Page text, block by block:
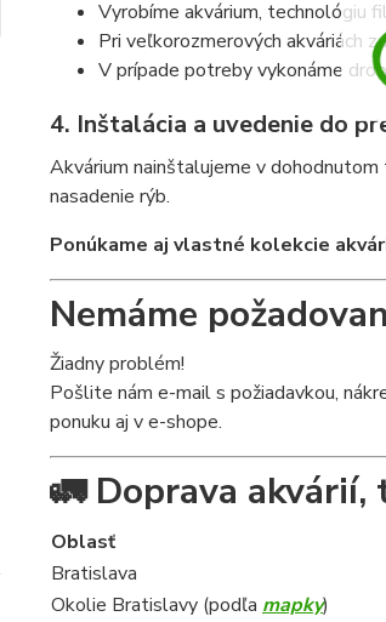
Vyrobíme akvárium, technológiu
Pri veľkorozmerových akváriách
V prípade potreby vykonáme
4. Inštalácia a uvedenie do
Akvárium nainštalujeme v
nasadenie rýb.
Ponúkame aj vlastné kolekcie
Nemáme
Žiadny problém!
Pošlite nám e-mail s požiadavkou,
ponuku aj v e-shope.
🚛 Doprava
Oblasť
Bratislava
Okolie Bratislavy (podľa mapky)